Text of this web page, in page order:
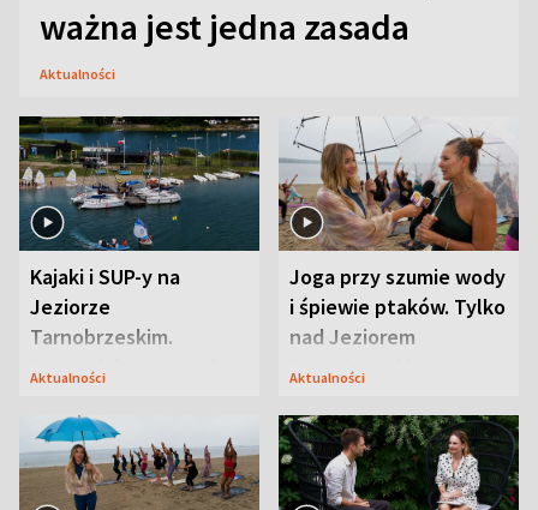
ważna jest jedna zasada
Aktualności
Kajaki i SUP-y na
Jeziorze
Tarnobrzeskim.
Przyrodnicy zwracają
Aktualności
Joga przy szumie wody
i śpiewie ptaków. Tylko
nad Jeziorem
Tarnobrzeskim
Aktualności